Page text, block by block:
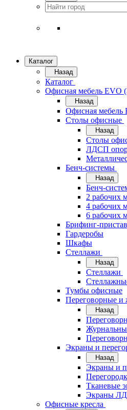
Каталог
Назад
Каталог
Офисная мебель
Назад
Офисная
Cтолы офисные
Назад
Cтолы
ЛДСП
Бенч-системы
Назад
Бенч-
2 рабочих
4 рабочих
6 рабочих
Брифинг-
Гардеробы
Шкафы
Стеллажи
Назад
Стеллажи
Тумбы офисные
Переговорные и
Назад
Экраны и
Назад
Экраны и
Тканевые
Экраны
Офисные кресла